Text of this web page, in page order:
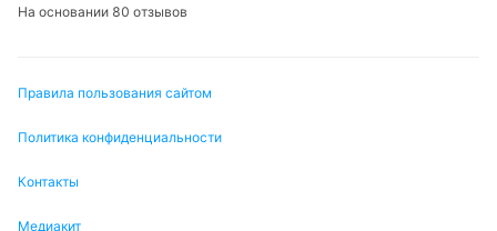
На основании 80 отзывов
Правила пользования сайтом
Политика конфиденциальности
Контакты
Медиакит